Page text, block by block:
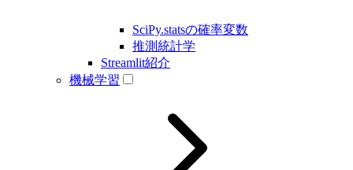
SciPy.statsの確率変数
推測統計学
Streamlit紹介
機械学習